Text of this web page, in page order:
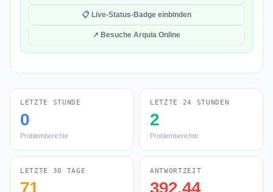
📋 Live-Status-Badge einbinden
↗ Besuche Arquia Online
LETZTE STUNDE
0
Problemberichte
LETZTE 24 STUNDEN
2
Problemberichte
LETZTE 30 TAGE
71
ANTWORTZEIT
392.44